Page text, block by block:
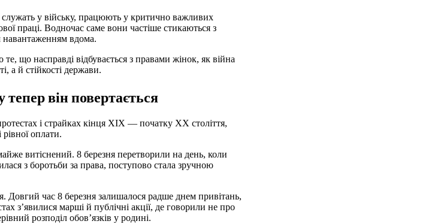
у війську, працюють у критично важливих
праці. Водночас саме вони частіше стикаються з
вдома.
що насправді відбувається з правами жінок, як війна
а й стійкості держави.
він повертається
і страйках кінця ХІХ — початку ХХ століття,
оплати.
витіснений. 8 березня перетворили на день, коли
з боротьби за права, поступово стала зручною
Довгий час 8 березня залишалося радше днем привітань,
з’явилися марші й публічні акції, де говорили не про
розподіл обов’язків у родині.